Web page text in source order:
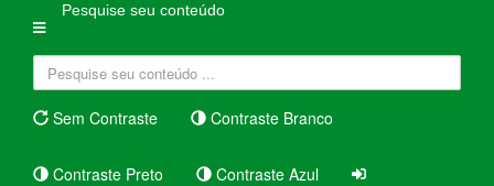
Pesquise seu conteúdo
Sem Contraste Contraste Branco
Contraste Preto Contraste Azul